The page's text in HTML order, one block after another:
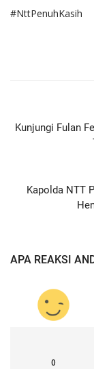
#NttPenuhKasih
Kunjungi Fulan
Kapolda NTT
APA REAKSI
0